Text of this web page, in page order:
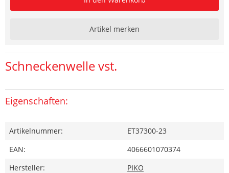
Artikel merken
Schneckenwelle vst.
Eigenschaften:
Artikelnummer:
ET37300-23
EAN:
4066601070374
Hersteller:
PIKO